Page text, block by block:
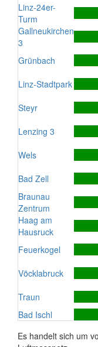
Linz-24er-
Turm
Gallneukirchen
3
Grünbach
Linz-Stadtpark
Steyr
Lenzing 3
Wels
Bad Zell
Braunau
Zentrum
Haag am
Hausruck
Feuerkogel
Vöcklabruck
Traun
Bad Ischl
Es handelt sich um